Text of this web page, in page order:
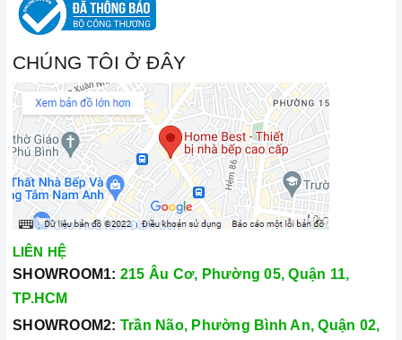
CHÚNG TÔI Ở ĐÂY
LIÊN HỆ
SHOWROOM1: 215 Âu Cơ, Phường 05, Quận 11,
TP.HCM
SHOWROOM2: Trần Não, Phường Bình An, Quận 02,